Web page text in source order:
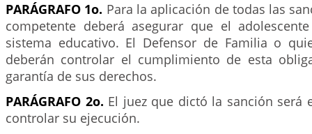
PARÁGRAFO 1o. Para la aplicación de todas las
competente deberá asegurar que el
sistema educativo. El Defensor de Familia o
deberán controlar el cumplimiento de esta
garantía de sus derechos.
PARÁGRAFO 2o. El juez que dictó la sanción será
controlar su ejecución.